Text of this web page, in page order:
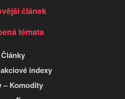
článek
témata
Články
indexy
– Komodity